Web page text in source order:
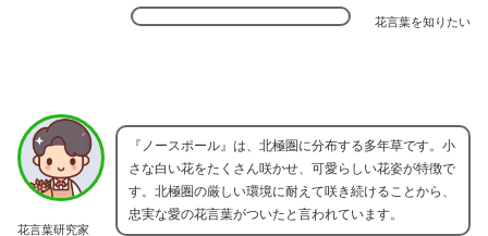
花言葉を知りたい
花言葉研究家
『ノースポール』は、北極圏に分布する多年草です。小
さな白い花をたくさん咲かせ、可愛らしい花姿が特徴で
す。北極圏の厳しい環境に耐えて咲き続けることから、
忠実な愛の花言葉がついたと言われています。